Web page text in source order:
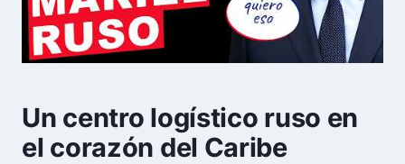
Un centro logístico ruso en
el corazón del Caribe